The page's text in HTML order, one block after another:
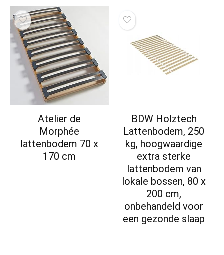
Atelier de
Morphée
lattenbodem 70 x
170 cm
BDW Holztech
Lattenbodem, 250
kg, hoogwaardige
extra sterke
lattenbodem van
lokale bossen, 80 x
200 cm,
onbehandeld voor
een gezonde slaap